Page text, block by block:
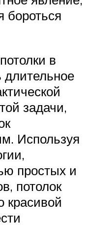
бороться
в
длительное
задачи,
Используя
простых и
потолок
красивой